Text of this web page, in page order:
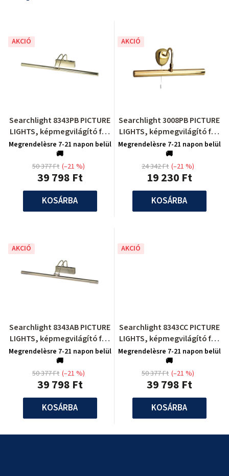
AKCIÓ
Searchlight 8343PB PICTURE
LIGHTS, képmegvilágító fali
lámpa
Megrendelèsre 7-21 napon belül
🚚
39 798 Ft
50 377 Ft (–21 %)
KOSÁRBA
AKCIÓ
Searchlight 3008PB PICTURE
LIGHTS, képmegvilágító fali
lámpa
Megrendelèsre 7-21 napon belül
🚚
19 230 Ft
24 342 Ft (–21 %)
KOSÁRBA
AKCIÓ
Searchlight 8343AB PICTURE
LIGHTS, képmegvilágító fali
lámpa
Megrendelèsre 7-21 napon belül
🚚
39 798 Ft
50 377 Ft (–21 %)
KOSÁRBA
AKCIÓ
Searchlight 8343CC PICTURE
LIGHTS, képmegvilágító fali
lámpa
Megrendelèsre 7-21 napon belül
🚚
39 798 Ft
50 377 Ft (–21 %)
KOSÁRBA